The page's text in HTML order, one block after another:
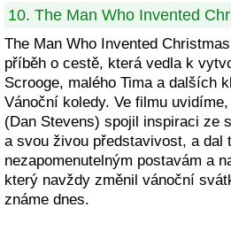
10. The Man Who Invented
The Man Who Invented
příběh o cestě, která vedla k
Scrooge, malého Tima a dalších
Vánoční koledy. Ve filmu
(Dan Stevens) spojil inspiraci ze
a svou živou představivost, a dal
nezapomenutelným postavám a
který navždy změnil vánoční
známe dnes.